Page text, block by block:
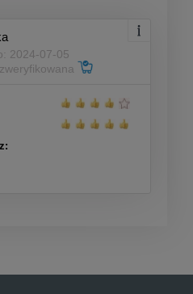
2024-07-05